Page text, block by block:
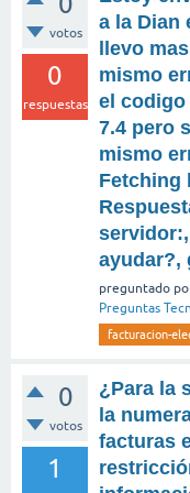
votos
0
respuestas
a la Dian
llevo
mismo
el codigo
7.4 pero
mismo
Fetching
ayudar?,
preguntado
Preguntas
facturacion-
0
votos
1
¿Para la
la
facturas